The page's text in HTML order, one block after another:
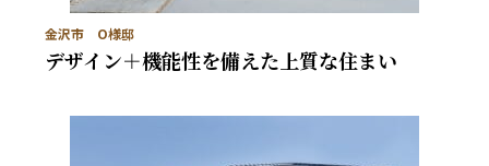
金沢市 O様邸
デザイン＋機能性を備えた上質な住まい